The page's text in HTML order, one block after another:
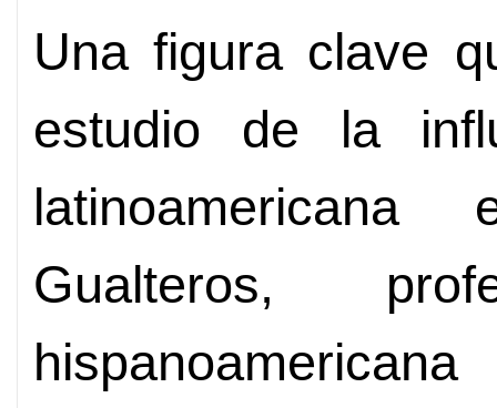
Una figura clave
estudio de la
Gualteros,